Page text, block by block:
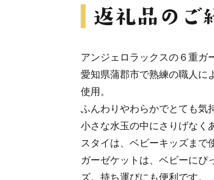
アンジェロラックスの６重ガ
愛知県蒲郡市で熟練の職人に
使用。
ふんわりやわらかでとても気
小さな水玉の中にさりげなく
スタイは、ベビーキッズまで
ガーゼケットは、ベビーにぴ
ズ。持ち運びにも便利です。